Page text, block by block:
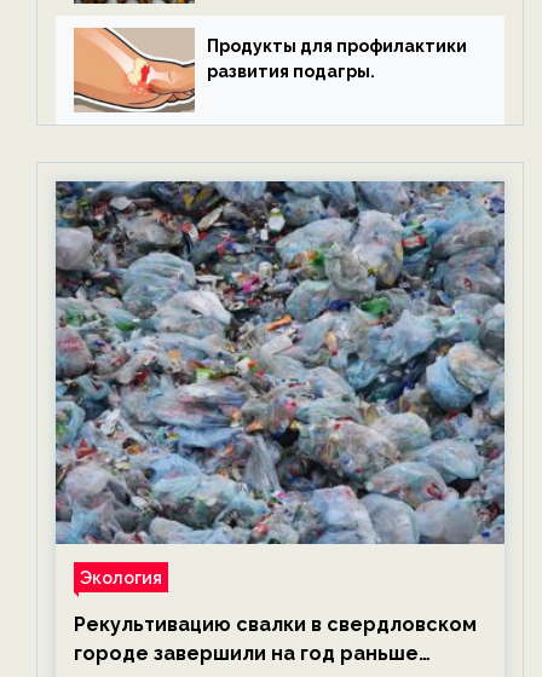
Продукты для профилактики
развития подагры.
Экология
Рекультивацию свалки в свердловском
городе завершили на год раньше